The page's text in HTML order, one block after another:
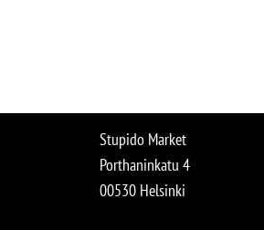
Stupido Market
Porthaninkatu 4
00530 Helsinki